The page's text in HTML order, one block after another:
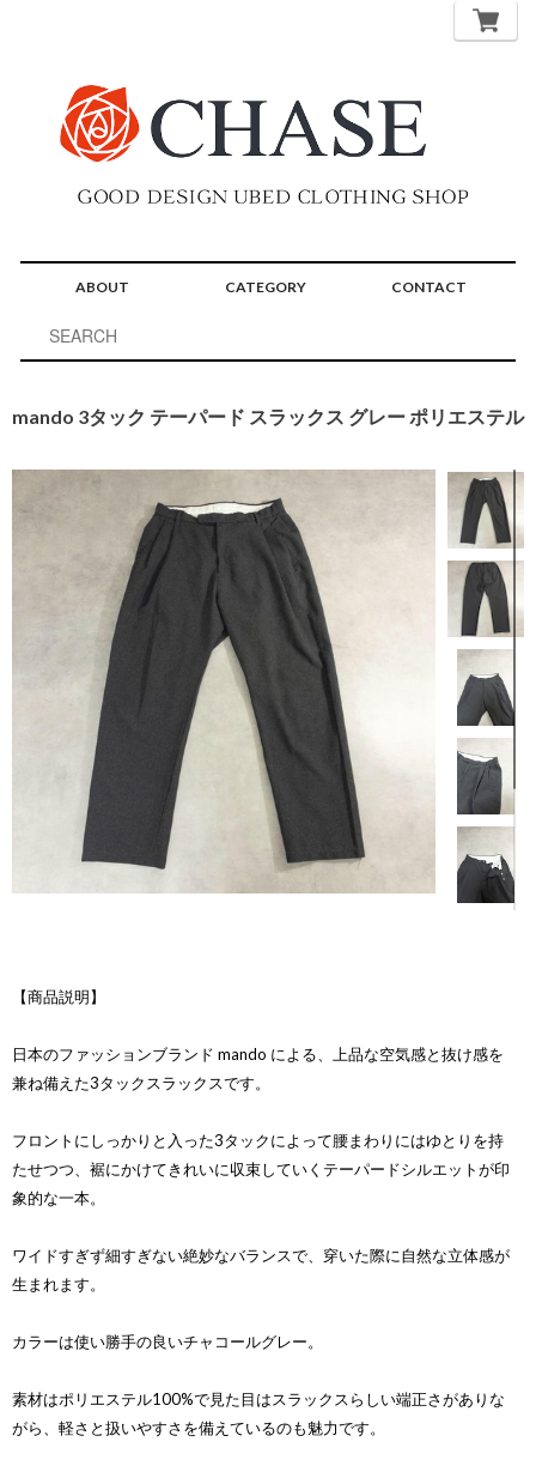
ABOUT CATEGORY CONTACT
mando 3タック テーパード スラックス グレー ポリエステル
【商品説明】
日本のファッションブランド mando による、上品な空気感と抜け感を
兼ね備えた3タックスラックスです。
フロントにしっかりと入った3タックによって腰まわりにはゆとりを持
たせつつ、裾にかけてきれいに収束していくテーパードシルエットが印
象的な一本。
ワイドすぎず細すぎない絶妙なバランスで、穿いた際に自然な立体感が
生まれます。
カラーは使い勝手の良いチャコールグレー。
素材はポリエステル100%で見た目はスラックスらしい端正さがありな
がら、軽さと扱いやすさを備えているのも魅力です。